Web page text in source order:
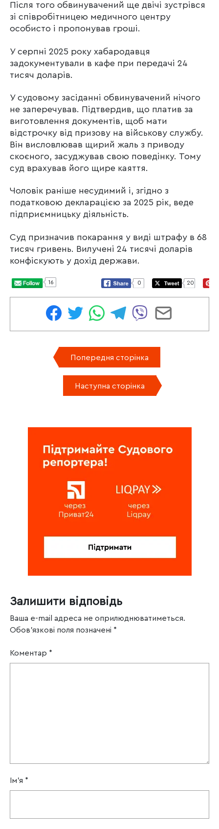
Після того обвинувачений ще двічі зустрівся
зі співробітницею медичного центру
особисто і пропонував гроші.
У серпні 2025 року хабародавця
задокументували в кафе при передачі 24
тисяч доларів.
У судовому засіданні обвинувачений нічого
не заперечував. Підтвердив, що платив за
виготовлення документів, щоб мати
відстрочку від призову на військову службу.
Він висловлював щирий жаль з приводу
скоєного, засуджував свою поведінку. Тому
суд врахував його щире каяття.
Чоловік раніше несудимий і, згідно з
податковою декларацією за 2025 рік, веде
підприємницьку діяльність.
Суд призначив покарання у виді штрафу в 68
тисяч гривень. Вилучені 24 тисячі доларів
конфіскують у дохід держави.
16 0 20
Попередня сторінка
Наступна сторінка
Залишити відповідь
Ваша e-mail адреса не оприлюднюватиметься.
Обов’язкові поля позначені *
Коментар *
Ім'я *